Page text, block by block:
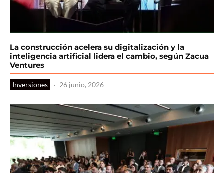
La construcción acelera su digitalización y la
inteligencia artificial lidera el cambio, según Zacua
Ventures
Inversiones · 26 junio, 2026